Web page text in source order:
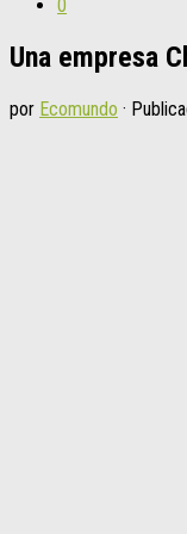
0
Una empresa
por Ecomundo ·